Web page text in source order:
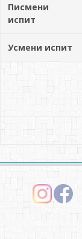
Писмени
испит
Усмени испит